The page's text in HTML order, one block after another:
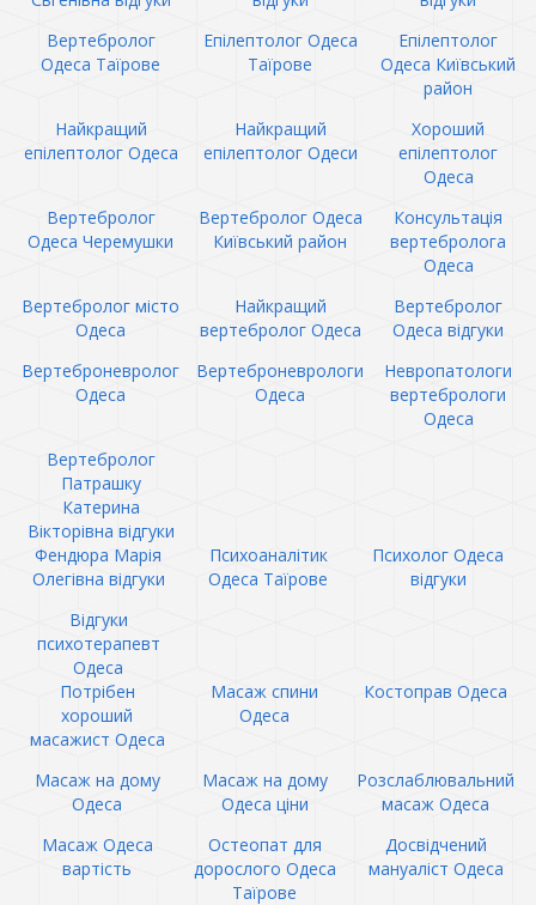
Вертебролог
Одеса Таїрове
Епілептолог Одеса
Таїрове
Епілептолог
Одеса Київський
район
Найкращий
епілептолог Одеса
Найкращий
епілептолог Одеси
Хороший
епілептолог
Одеса
Вертебролог
Одеса Черемушки
Вертебролог Одеса
Київський район
Консультація
вертебролога
Одеса
Вертебролог місто
Одеса
Найкращий
вертебролог Одеса
Вертебролог
Одеса відгуки
Вертеброневролог
Одеса
Вертеброневрологи
Одеса
Невропатологи
вертебрологи
Одеса
Вертебролог
Патрашку
Катерина
Вікторівна відгуки
Фендюра Марія
Олегівна відгуки
Психоаналітик
Одеса Таїрове
Психолог Одеса
відгуки
Відгуки
психотерапевт
Одеса
Потрібен
хороший
масажист Одеса
Масаж спини
Одеса
Костоправ Одеса
Масаж на дому
Одеса
Масаж на дому
Одеса ціни
Розслаблювальний
масаж Одеса
Масаж Одеса
вартість
Остеопат для
дорослого Одеса
Таїрове
Досвідчений
мануаліст Одеса